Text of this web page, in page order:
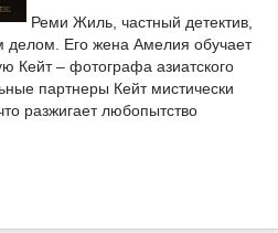
Реми Жиль, частный детектив,
делом. Его жена Амелия обучает
Кейт – фотографа азиатского
партнеры Кейт мистически
разжигает любопытство